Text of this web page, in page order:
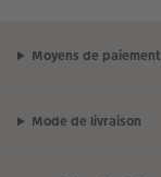
Moyens de paiement
Mode de livraison